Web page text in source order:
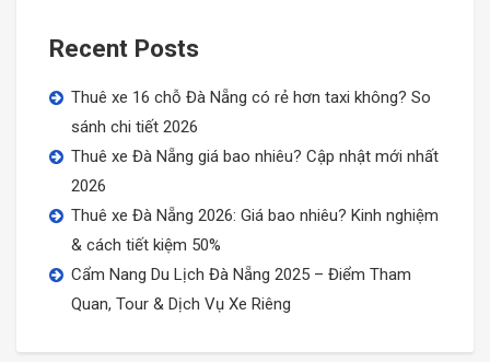
Recent Posts
Thuê xe 16 chỗ Đà Nẵng có rẻ hơn taxi không? So
sánh chi tiết 2026
Thuê xe Đà Nẵng giá bao nhiêu? Cập nhật mới nhất
2026
Thuê xe Đà Nẵng 2026: Giá bao nhiêu? Kinh nghiệm
& cách tiết kiệm 50%
Cẩm Nang Du Lịch Đà Nẵng 2025 – Điểm Tham
Quan, Tour & Dịch Vụ Xe Riêng